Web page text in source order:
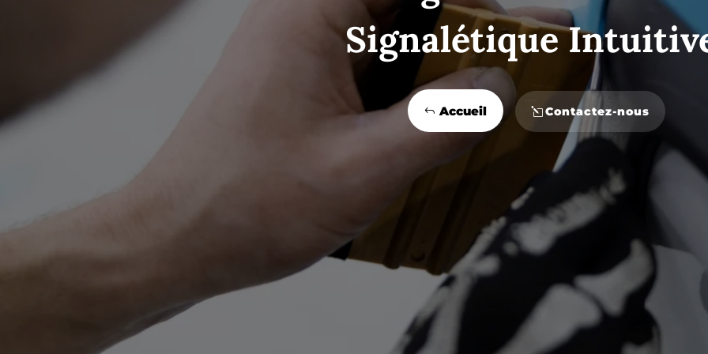
Signalétique
Accueil Contactez-nous